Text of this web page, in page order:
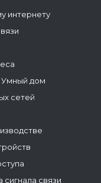
интернету
Умный дом
сетей
связи